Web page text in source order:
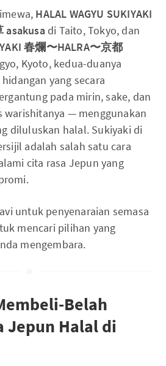
HALAL WAGYU SUKIYAKI
asakusa di Taito, Tokyo, dan
春爛〜HALRA〜京都
Kyoto, kedua-duanya
yang secara
pada mirin, sake, dan
warishitanya — menggunakan
diluluskan halal. Sukiyaki di
adalah salah satu cara
cita rasa Jepun yang
untuk penyenaraian semasa
mencari pilihan yang
mengembara.
Belah
Jepun Halal di